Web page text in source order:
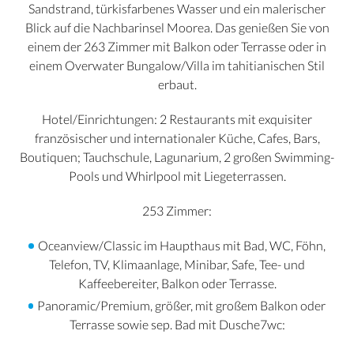
Sandstrand, türkisfarbenes Wasser und ein malerischer
Blick auf die Nachbarinsel Moorea. Das genießen Sie von
einem der 263 Zimmer mit Balkon oder Terrasse oder in
einem Overwater Bungalow/Villa im tahitianischen Stil
erbaut.
Hotel/Einrichtungen: 2 Restaurants mit exquisiter
französischer und internationaler Küche, Cafes, Bars,
Boutiquen; Tauchschule, Lagunarium, 2 großen Swimming-
Pools und Whirlpool mit Liegeterrassen.
253 Zimmer:
Oceanview/Classic im Haupthaus mit Bad, WC, Föhn,
Telefon, TV, Klimaanlage, Minibar, Safe, Tee- und
Kaffeebereiter, Balkon oder Terrasse.
Panoramic/Premium, größer, mit großem Balkon oder
Terrasse sowie sep. Bad mit Dusche7wc: